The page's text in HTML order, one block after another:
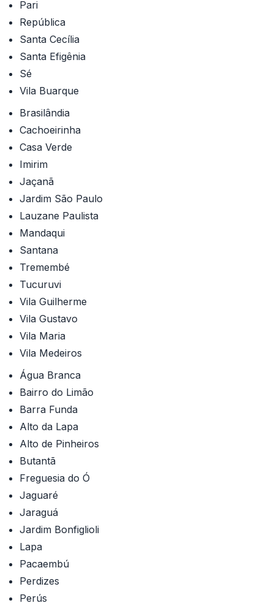
Pari
República
Santa Cecília
Santa Efigênia
Sé
Vila Buarque
Brasilândia
Cachoeirinha
Casa Verde
Imirim
Jaçanã
Jardim São Paulo
Lauzane Paulista
Mandaqui
Santana
Tremembé
Tucuruvi
Vila Guilherme
Vila Gustavo
Vila Maria
Vila Medeiros
Água Branca
Bairro do Limão
Barra Funda
Alto da Lapa
Alto de Pinheiros
Butantã
Freguesia do Ó
Jaguaré
Jaraguá
Jardim Bonfiglioli
Lapa
Pacaembú
Perdizes
Perús